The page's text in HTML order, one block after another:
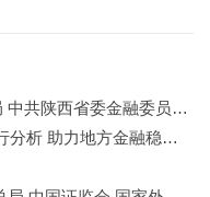
陕西省高级人民法院 陕西金融监管局 中共陕西省委金融委员会办公室 联合发布助力金融业高质量发展典型案（事）例
湖南监管局：“四维联动”深化金融运行分析 助力地方金融稳健发展